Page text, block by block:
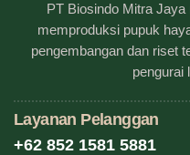
PT Biosindo Mitra
memproduksi pupuk
pengembangan dan riset
pengurai
Layanan Pelanggan
+62 852 1581 5881